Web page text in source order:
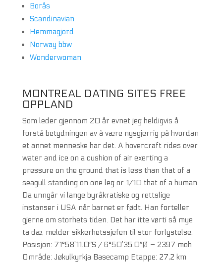
Borås
Scandinavian
Hemmagjord
Norway bbw
Wonderwoman
MONTREAL DATING SITES FREE
OPPLAND
Som leder gjennom 20 år evnet jeg heldigvis å
forstå betydningen av å være nysgjerrig på hvordan
et annet menneske har det. A hovercraft rides over
water and ice on a cushion of air exerting a
pressure on the ground that is less than that of a
seagull standing on one leg or 1/10 that of a human.
Da unngår vi lange byråkratiske og rettslige
instanser i USA når barnet er født. Han forteller
gjerne om storhets tiden. Det har itte vørti så mye
ta dæ, melder sikkerhetssjefen til stor forlystelse.
Posisjon: 71°58’11.0″S / 6°50’35.0″Ø – 2397 moh
Område: Jøkulkyrkja Basecamp Etappe: 27,2 km